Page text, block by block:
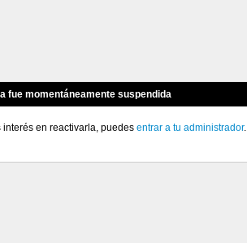
fue momentáneamente suspendida
en reactivarla, puedes entrar a tu administrador.